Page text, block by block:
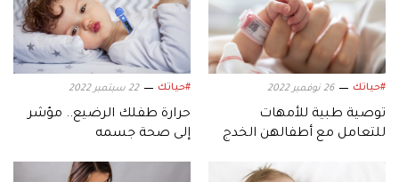
#حياتك 26 نوفمبر 2022
توصية طبية للأمهات
للتعامل مع أطفالهن الخدج
#حياتك 22 سبتمبر 2022
حرارة طفلك الرضيع.. مؤشر
إلى صحة جسمه